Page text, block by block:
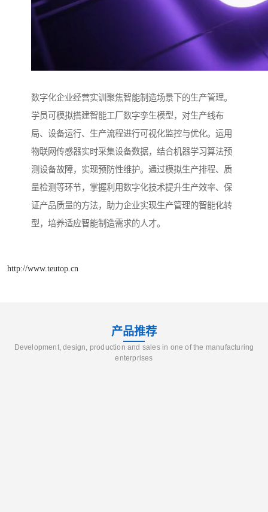
数字化企业经营实训聚焦智能制造场景下的生产管理。
学员可模拟搭建智能工厂数字孪生模型，对生产线布
局、设备运行、生产流程进行可视化监控与优化。运用
物联网传感器实时采集设备数据，结合机器学习算法预
测设备故障，实现预防性维护。通过模拟生产排程、质
量检测等环节，掌握利用数字化技术提升生产效率、保
证产品质量的方法，助力企业实现生产管理的智能化转
型，培养适应智能制造需求的人才。​
http://www.teutop.cn
产品推荐
Development, design, production and sales in one of the manufacturing
enterprises